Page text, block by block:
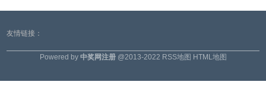
友情链接：
Powered by 中奖网注册@2013-2022 RSS地图 HTML地图